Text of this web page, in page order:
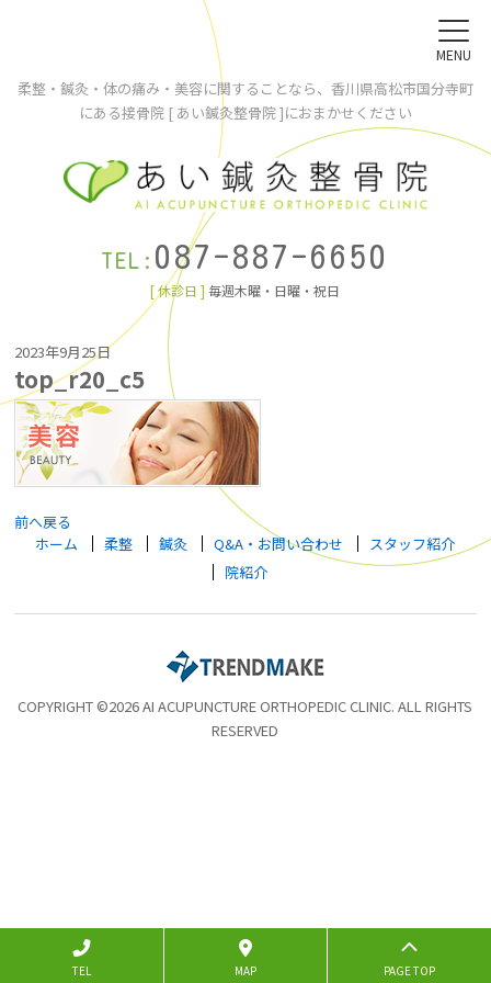
柔整・鍼灸・体の痛み・美容に関することなら、香川県高松市国分寺町
にある接骨院 [ あい鍼灸整骨院 ]におまかせください
TEL: 087-887-6650
[ 休診日 ] 毎週木曜・日曜・祝日
MENU
2023年9月25日
top_r20_c5
前へ戻る
ホーム
柔整 鍼灸 Q&A・お問い合わせ
スタッフ紹介
院紹介
COPYRIGHT ©2026 AI ACUPUNCTURE ORTHOPEDIC CLINIC. ALL RIGHTS
RESERVED
TEL MAP PAGE TOP